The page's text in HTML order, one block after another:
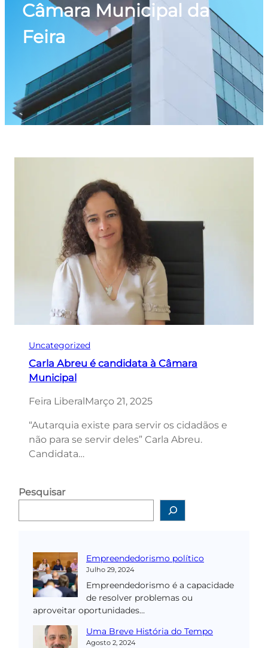
Câmara Municipal da
Feira
Uncategorized
Carla Abreu é candidata à Câmara
Municipal
Feira Liberal Março 21, 2025
“Autarquia existe para servir os cidadãos e
não para se servir deles” Carla Abreu.
Candidata…
Pesquisar
Empreendedorismo político
Julho 29, 2024
Empreendedorismo é a capacidade
de resolver problemas ou
aproveitar oportunidades…
Uma Breve História do Tempo
Agosto 2, 2024